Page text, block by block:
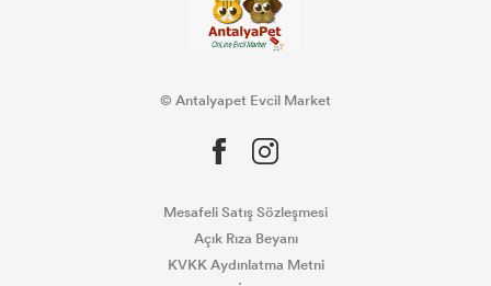
© Antalyapet Evcil Market
Mesafeli Satış Sözleşmesi
Açık Rıza Beyanı
KVKK Aydınlatma Metni